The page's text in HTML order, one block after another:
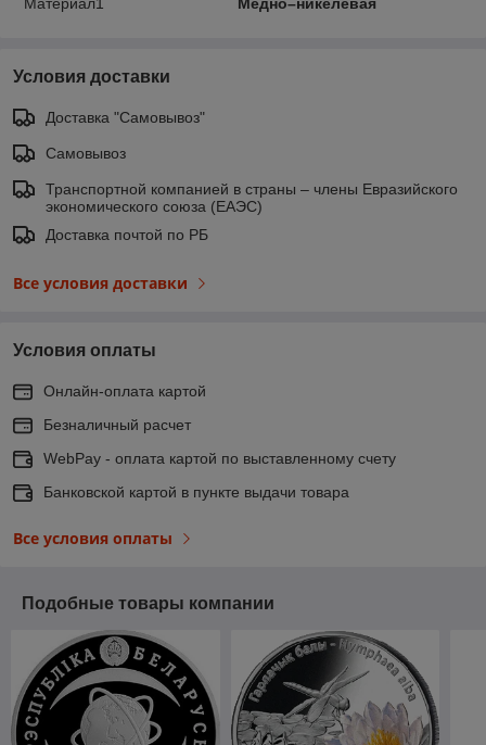
Условия доставки
Доставка "Самовывоз"
Самовывоз
Транспортной компанией в страны – члены Евразийского
экономического союза (ЕАЭС)
Доставка почтой по РБ
Все условия доставки
Условия оплаты
Онлайн-оплата картой
Безналичный расчет
WebPay - оплата картой по выставленному счету
Банковской картой в пункте выдачи товара
Все условия оплаты
Подобные товары компании